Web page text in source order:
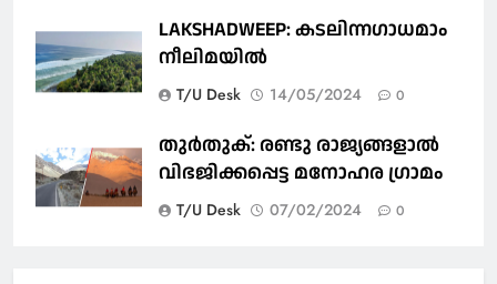
LAKSHADWEEP: കടലിന്നഗാധമാം
നീലിമയിൽ
T/U Desk 14/05/2024 0
തുര്‍തുക്‌: രണ്ടു രാജ്യങ്ങളാല്‍
വിഭജിക്കപ്പെട്ട മനോഹര ഗ്രാമം
T/U Desk 07/02/2024 0